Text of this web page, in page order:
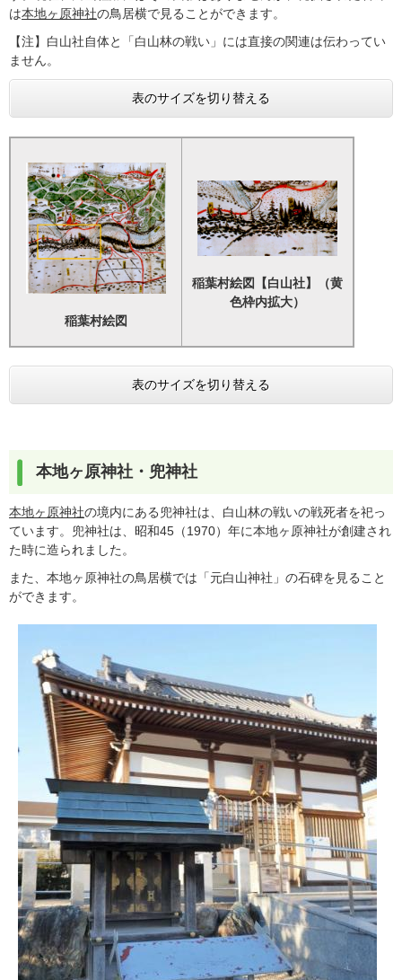
は本地ヶ原神社の鳥居横で見ることができます。
【注】白山社自体と「白山林の戦い」には直接の関連は伝わってい
ません。
表のサイズを切り替える
稲葉村絵図
稲葉村絵図【白山社】（黄
色枠内拡大）
表のサイズを切り替える
本地ヶ原神社・兜神社
本地ヶ原神社の境内にある兜神社は、白山林の戦いの戦死者を祀っ
ています。兜神社は、昭和45（1970）年に本地ヶ原神社が創建され
た時に造られました。
また、本地ヶ原神社の鳥居横では「元白山神社」の石碑を見ること
ができます。